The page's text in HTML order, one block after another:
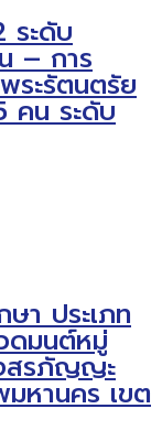
ระดับ
– การ
ระรัตนตรัย
คน ระดับ
า ประเภท
ดมนต์หมู่
สรภัญญะ
หานคร เขต